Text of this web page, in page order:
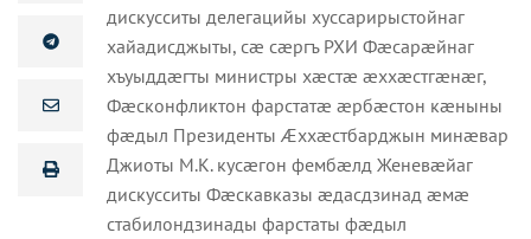
дискусситы делегацийы хуссарирыстойнаг
хайадисджыты, сæ сæргъ РХИ Фæсарæйнаг
хъуыддæгты министры хæстæ æххæстгæнæг,
Фæсконфликтон фарстатæ æрбæстон кæныны
фæдыл Президенты Æххæстбарджын минæвар
Джиоты М.К. кусæгон фембæлд Женевæйаг
дискусситы Фæскавказы æдасдзинад æмæ
стабилондзинады фарстаты фæдыл